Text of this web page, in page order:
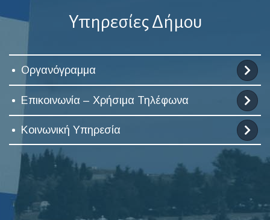
Υπηρεσίες Δήμου
Οργανόγραμμα
Επικοινωνία – Χρήσιμα Τηλέφωνα
Κοινωνική Υπηρεσία